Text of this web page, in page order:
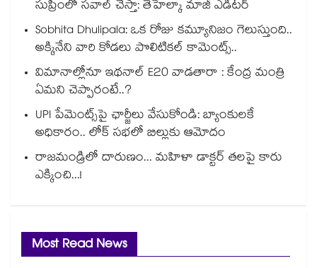
సుప్రీంలో సవాల్ చేస్తా: తెహెల్కా మాజీ ఎడిటర్
Sobhita Dhulipala: ఒక రోజు కమ్యూనిజం గెలుస్తుంది..
అక్కినేని వారి కోడలు పొలిటికల్ కామెంట్స్..
విమానాల్లోనూ ఇథనాల్ E20 వాడతారా : కేంద్ర మంత్రి
ఏమని చెప్పారంటే..?
UPI పేమెంట్స్⁪పై ఛార్జీలు వేసుకోండి: బ్యాంకులకే
అధికారం.. లోక్ సభలో బిల్లుకు ఆమోదం
రాజమండ్రిలో దారుణం... మహిళా డాక్టర్ తలపై కారు
ఎక్కించి...!
Most Read News